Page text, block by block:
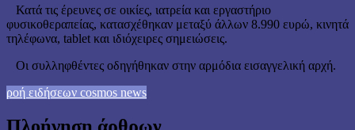
Κατά τις έρευνες σε οικίες, ιατρεία και εργαστήριο
φυσικοθεραπείας, κατασχέθηκαν μεταξύ άλλων 8.990 ευρώ, κινητά
τηλέφωνα, tablet και ιδιόχειρες σημειώσεις.
Οι συλληφθέντες οδηγήθηκαν στην αρμόδια εισαγγελική αρχή.
ροή ειδήσεων cosmos news
Πλοήγηση άρθρων